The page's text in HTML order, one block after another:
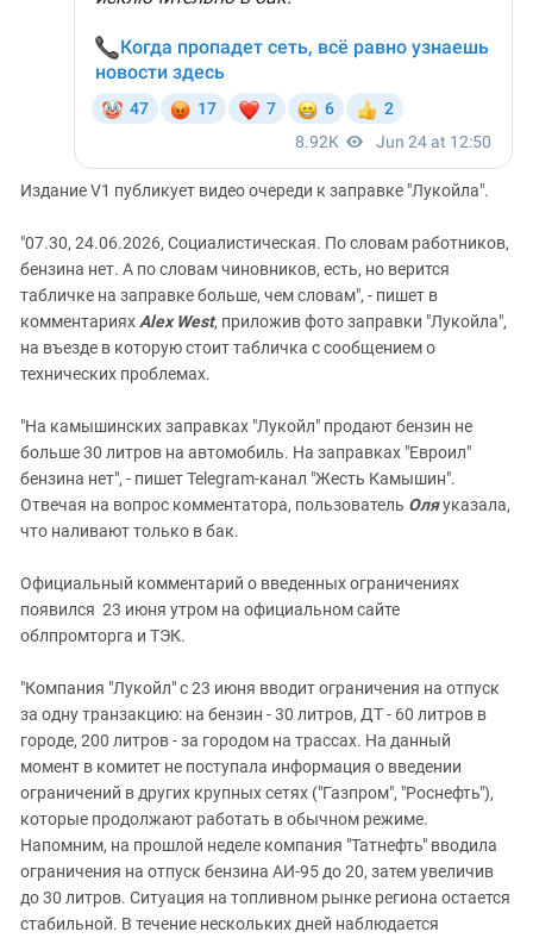
Издание V1 публикует видео очереди к заправке "Лукойла".
"07.30, 24.06.2026, Социалистическая. По словам работников,
бензина нет. А по словам чиновников, есть, но верится
табличке на заправке больше, чем словам", - пишет в
комментариях Alex West, приложив фото заправки "Лукойла",
на въезде в которую стоит табличка с сообщением о
технических проблемах.
"На камышинских заправках "Лукойл" продают бензин не
больше 30 литров на автомобиль. На заправках "Евроил"
бензина нет", - пишет Telegram-канал "Жесть Камышин".
Отвечая на вопрос комментатора, пользователь Оляуказала,
что наливают только в бак.
Официальный комментарий о введенных ограничениях
появился 23 июня утром на официальном сайте
облпромторга и ТЭК.
"Компания "Лукойл" с 23 июня вводит ограничения на отпуск
за одну транзакцию: на бензин - 30 литров, ДТ - 60 литров в
городе, 200 литров - за городом на трассах. На данный
момент в комитет не поступала информация о введении
ограничений в других крупных сетях ("Газпром", "Роснефть"),
которые продолжают работать в обычном режиме.
Напомним, на прошлой неделе компания "Татнефть" вводила
ограничения на отпуск бензина АИ-95 до 20, затем увеличив
до 30 литров. Ситуация на топливном рынке региона остается
стабильной. В течение нескольких дней наблюдается